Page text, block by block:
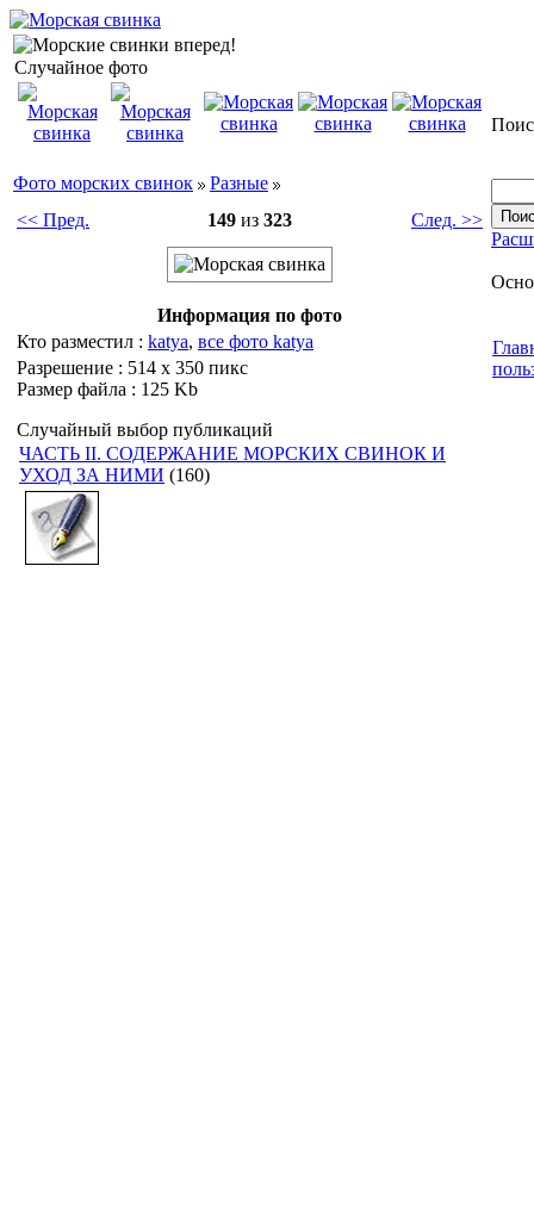
Случайное фото
Фото морских свинок
Разные
<< Пред.
149 из 323 След. >>
Информация по фото
Кто разместил : katya, все фото katya
Разрешение : 514 x 350 пикс
Размер файла : 125 Kb
Случайный выбор публикаций
ЧАСТЬ II. СОДЕРЖАНИЕ МОРСКИХ СВИНОК И
УХОД ЗА НИМИ (160)